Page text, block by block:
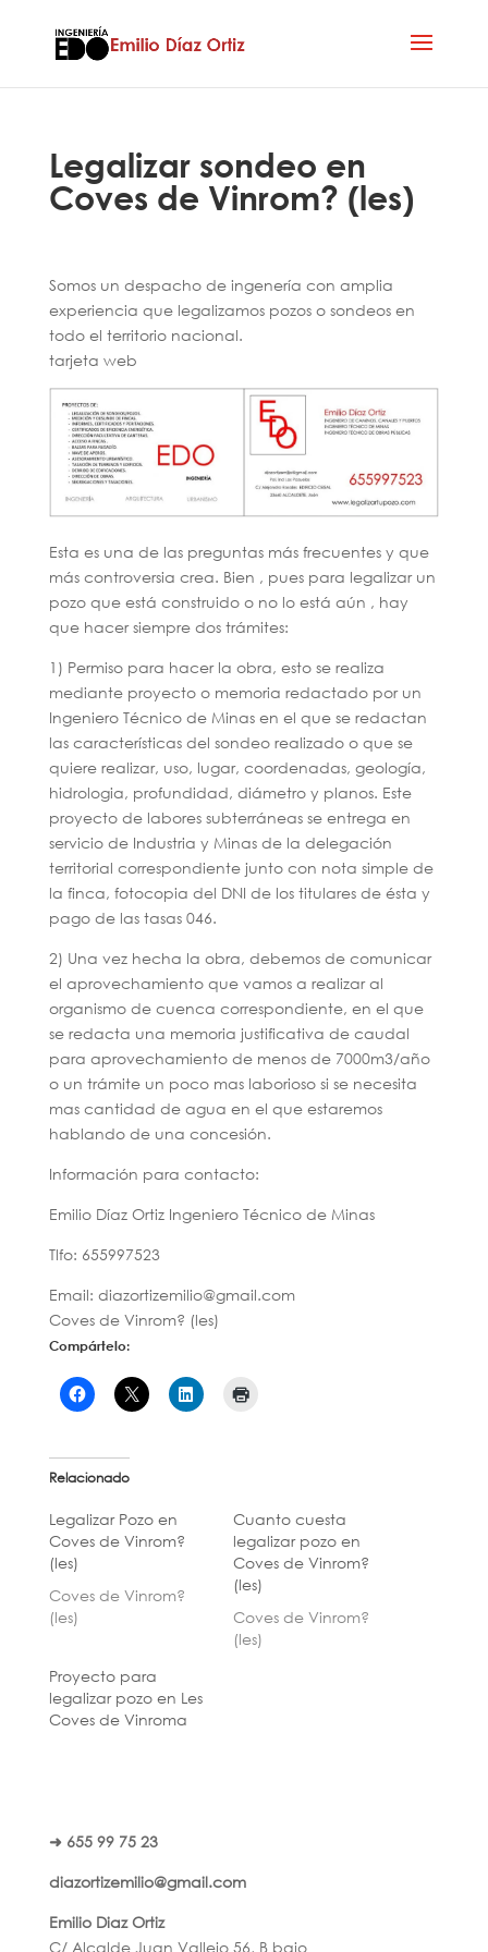
Legalizar sondeo en
Coves de Vinrom? (les)
Somos un despacho de ingenería con amplia
experiencia que legalizamos pozos o sondeos en
todo el territorio nacional.
tarjeta web
Esta es una de las preguntas más frecuentes y que
más controversia crea. Bien , pues para legalizar un
pozo que está construido o no lo está aún , hay
que hacer siempre dos trámites:
1) Permiso para hacer la obra, esto se realiza
mediante proyecto o memoria redactado por un
Ingeniero Técnico de Minas en el que se redactan
las características del sondeo realizado o que se
quiere realizar, uso, lugar, coordenadas, geología,
hidrologia, profundidad, diámetro y planos. Este
proyecto de labores subterráneas se entrega en
servicio de Industria y Minas de la delegación
territorial correspondiente junto con nota simple de
la finca, fotocopia del DNI de los titulares de ésta y
pago de las tasas 046.
2) Una vez hecha la obra, debemos de comunicar
el aprovechamiento que vamos a realizar al
organismo de cuenca correspondiente, en el que
se redacta una memoria justificativa de caudal
para aprovechamiento de menos de 7000m3/año
o un trámite un poco mas laborioso si se necesita
mas cantidad de agua en el que estaremos
hablando de una concesión.
Información para contacto:
Emilio Díaz Ortiz Ingeniero Técnico de Minas
Tlfo: 655997523
Email: diazortizemilio@gmail.com
Coves de Vinrom? (les)
Compártelo:
Relacionado
Legalizar Pozo en
Coves de Vinrom?
(les)
Coves de Vinrom?
(les)
Cuanto cuesta
legalizar pozo en
Coves de Vinrom?
(les)
Coves de Vinrom?
(les)
Proyecto para
legalizar pozo en Les
Coves de Vinroma
➜ 655 99 75 23
diazortizemilio@gmail.com
Emilio Diaz Ortiz
C/ Alcalde Juan Vallejo 56, B bajo